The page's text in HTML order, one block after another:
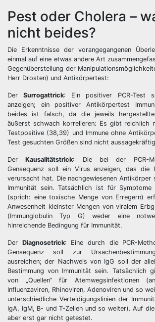
Pest oder Cholera –
nicht beides?
Die Erkenntnisse der vorangegangenen
einmal auf eine etwas andere Art
Gegenüberstellung der
Herr Drosten) und Antikörpertest:
DerSurrogattrick: Ein positiver PCR-Test
anzeigen; ein positiver Antikörpertest
beides ist falsch, da die jeweils
äußerst schwach korrelieren: Es gibt reichlich
Testpositive (38,39) und Immune ohne
Test gesuchten Größen sind nicht
DerKausalitätstrick: Die bei der PCR-
Gensequenz soll ein Virus anzeigen, das die
verursacht hat. Die nachgewiesenen Antikörper
Immunität sein. Tatsächlich ist für Symptome
(sprich: eine toxische Menge von Erregern)
Anwesenheit kleinster Mengen von viralem
(Immunglobulin Typ G) weder eine
hinreichende Bedingung für Immunität.
Der Diagnosetrick: Eine durch die PCR-
Gensequenz soll zur
ausreichen; der Nachweis von IgG soll der
Bestimmung von Immunität sein. Tatsächlich
von „Quellen“ für Atemwegsinfektionen
Influenzaviren, Rhinoviren, Adenoviren und so
unterschiedliche Verteidigungslinien der
IgA, IgM, B- und T-Zellen und so weiter). Auf
aber erst gar nicht getestet.